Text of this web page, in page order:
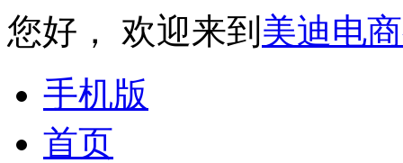
您好， 欢迎来到 美迪电
手机版
首页